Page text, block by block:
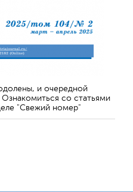
и очередной
со статьями
"Свежий номер"